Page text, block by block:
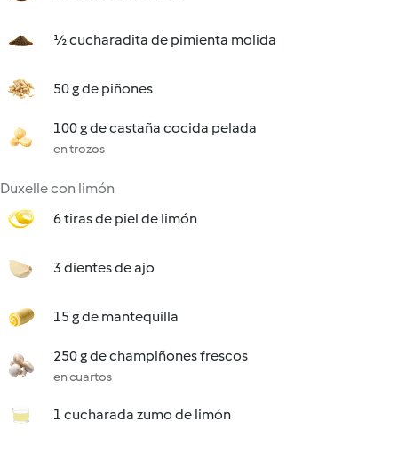
½ cucharadita de pimienta molida
50 g de piñones
100 g de castaña cocida pelada
en trozos
Duxelle con limón
6 tiras de piel de limón
3 dientes de ajo
15 g de mantequilla
250 g de champiñones frescos
en cuartos
1 cucharada zumo de limón